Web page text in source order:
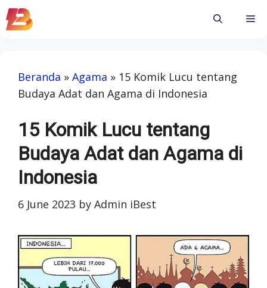
Skip
to
Beranda » Agama » 15 Komik Lucu tentang
Budaya Adat dan Agama di Indonesia
15 Komik Lucu tentang
Budaya Adat dan Agama di
Indonesia
6 June 2023 by Admin iBest